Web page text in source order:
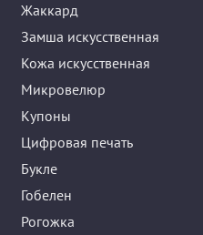
Жаккард
Замша искусственная
Кожа искусственная
Микровелюр
Купоны
Цифровая печать
Букле
Гобелен
Рогожка